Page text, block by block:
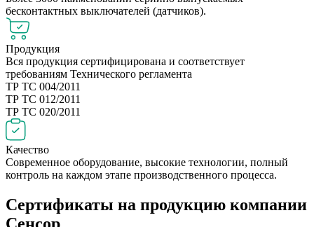
бесконтактных выключателей (датчиков).
Продукция
Вся продукция сертифицирована и соответствует
требованиям Технического регламента
ТР ТС 004/2011
ТР ТС 012/2011
ТР ТС 020/2011
Качество
Современное оборудование, высокие технологии, полный
контроль на каждом этапе производственного процесса.
Сертификаты на продукцию компании